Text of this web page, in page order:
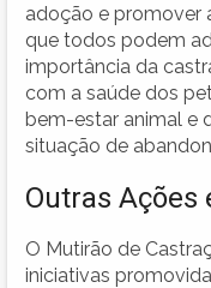
adoção e promover
que todos podem
importância da
com a saúde dos
bem-estar animal e
situação de
Outras Ações
O Mutirão de
iniciativas